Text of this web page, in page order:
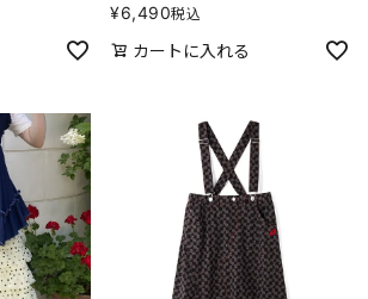
¥6,490税込
カートに入れる